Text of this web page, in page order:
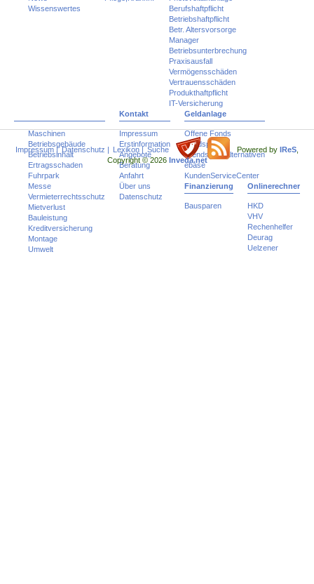
Wissenswertes
Berufshaftpflicht
Betriebshaftpflicht
Betr. Altersvorsorge
Manager
Betriebsunterbrechung
Praxisausfall
Vermögensschäden
Vertrauensschäden
Produkthaftpflicht
IT-Versicherung
Maschinen
Betriebsgebäude
Betriebsinhalt
Ertragsschaden
Fuhrpark
Messe
Vermieterrechtsschutz
Mietverlust
Bauleistung
Kreditversicherung
Montage
Umwelt
Kontakt
Impressum
Erstinformation
Angebote
Beratung
Anfahrt
Über uns
Datenschutz
Geldanlage
Offene Fonds
Fondspolicen
Trends und Alternativen
ebase
KundenServiceCenter
Finanzierung
Bausparen
Onlinerechner
HKD
VHV
Rechenhelfer
Deurag
Uelzener
Impressum| Datenschutz | Lexikon| Suche Powered by IReS
Copyright © 2026 Inveda.net